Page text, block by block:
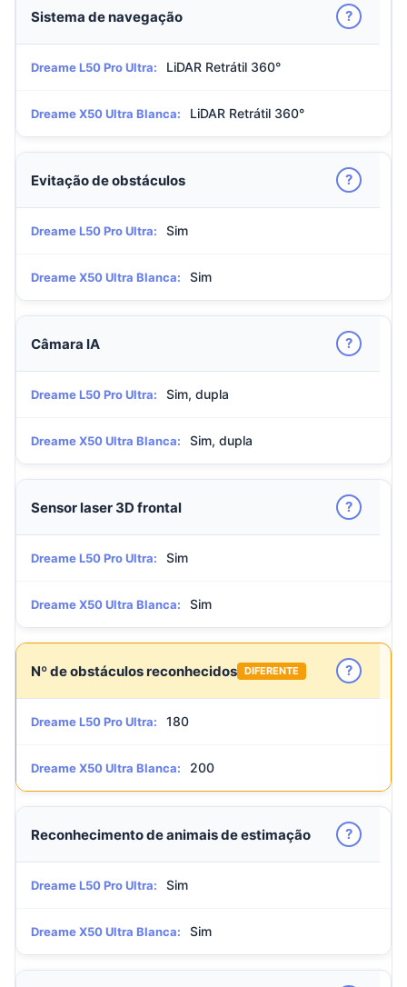
Sistema de navegação ?
Dreame L50 Pro Ultra: LiDAR Retrátil 360°
Dreame X50 Ultra Blanca: LiDAR Retrátil 360°
Evitação de obstáculos ?
Dreame L50 Pro Ultra: Sim
Dreame X50 Ultra Blanca: Sim
Câmara IA ?
Dreame L50 Pro Ultra: Sim, dupla
Dreame X50 Ultra Blanca: Sim, dupla
Sensor laser 3D frontal ?
Dreame L50 Pro Ultra: Sim
Dreame X50 Ultra Blanca: Sim
Nº de obstáculos reconhecidos DIFERENTE ?
Dreame L50 Pro Ultra: 180
Dreame X50 Ultra Blanca: 200
Reconhecimento de animais de estimação ?
Dreame L50 Pro Ultra: Sim
Dreame X50 Ultra Blanca: Sim